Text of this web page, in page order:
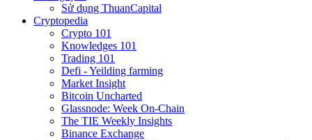
Sử dụng ThuanCapital
Cryptopedia
Crypto 101
Knowledges 101
Trading 101
Defi - Yeilding farming
Market Insight
Bitcoin Uncharted
Glassnode: Week On-Chain
The TIE Weekly Insights
Binance Exchange